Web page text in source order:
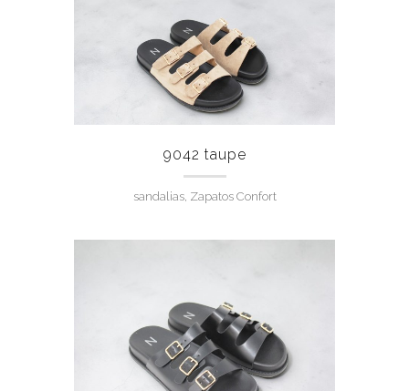
9042 taupe
sandalias, Zapatos Confort